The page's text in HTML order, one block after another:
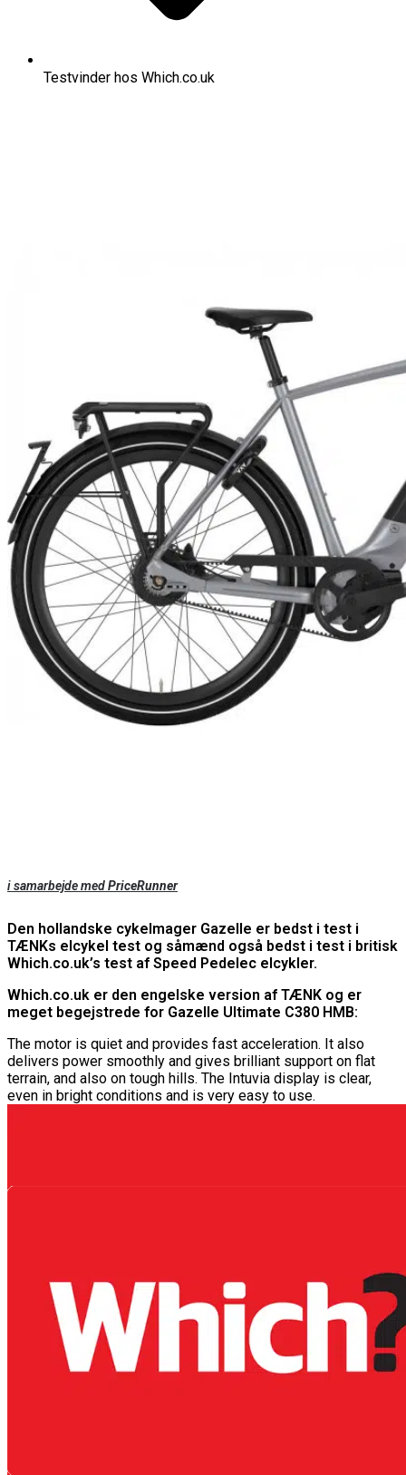
Testvinder hos Which.co.uk
i samarbejde medPriceRunner
Den hollandske cykelmager Gazelle er bedst i test i
TÆNKs elcykel test og såmænd også bedst i test i britisk
Which.co.uk’s test af Speed Pedelec elcykler.
Which.co.uk er den engelske version af TÆNK og er
meget begejstrede for Gazelle Ultimate C380 HMB:
The motor is quiet and provides fast acceleration. It also
delivers power smoothly and gives brilliant support on flat
terrain, and also on tough hills. The Intuvia display is clear,
even in bright conditions and is very easy to use.